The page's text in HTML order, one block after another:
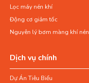
Lọc máy nén khí
Động cơ giảm tốc
Nguyên lý bơm màng khí nén
Dịch vụ chính
Dự Án Tiêu Biểu